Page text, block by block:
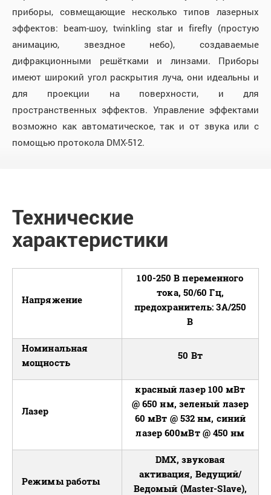
приборы, совмещающие несколько типов лазерных
эффектов: beam-шоу, twinkling star и firefly (простую
анимацию, звездное небо), создаваемые
дифракционными решётками и линзами. Приборы
имеют широкий угол раскрытия луча, они идеальны и
для проекции на поверхности, и для
пространственных эффектов. Управление эффектами
возможно как автоматическое, так и от звука или с
помощью протокола DMX-512.
Технические
характеристики
Напряжение
100-250 В переменного
тока, 50/60 Гц,
предохранитель: 3А/250
В
Номинальная
мощность
50 Вт
Лазер
красный лазер 100 мВт
@ 650 нм, зеленый лазер
60 мВт @ 532 нм, синий
лазер 600мВт @ 450 нм
Режимы работы
DMX, звуковая
активация, Ведущий/
Ведомый (Master-Slave),